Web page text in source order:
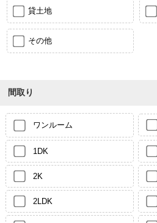
貸土地
その他
間取り
ワンルーム
1DK
2K
2LDK